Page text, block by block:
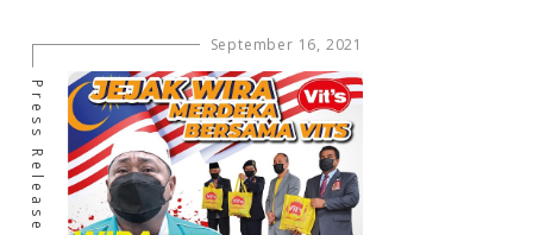
September 16, 2021
Press Release